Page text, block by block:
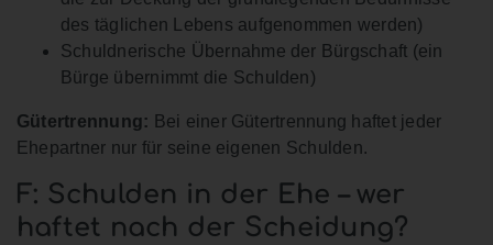
des täglichen Lebens aufgenommen werden)
Schuldnerische Übernahme der Bürgschaft (ein
Bürge übernimmt die Schulden)
Gütertrennung: Bei einer Gütertrennung haftet jeder
Ehepartner nur für seine eigenen Schulden.
F: Schulden in der Ehe – wer
haftet nach der Scheidung?